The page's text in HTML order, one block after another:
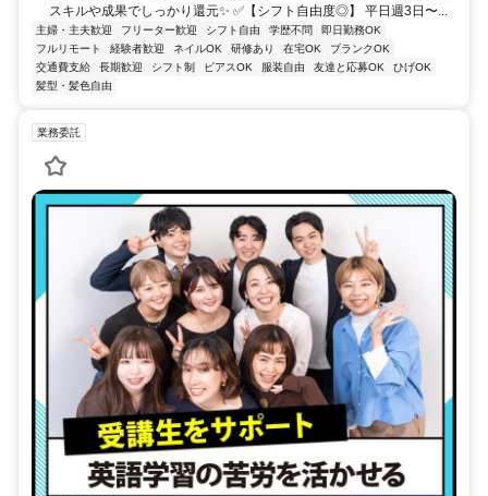
スキルや成果でしっかり還元✨ ✅【シフト自由度◎】 平日週3日〜...
主婦・主夫歓迎 フリーター歓迎 シフト自由 学歴不問
即日勤務OK
フルリモート
経験者歓迎 ネイルOK 研修あり 在宅OK
ブランクOK
交通費支給
長期歓迎 シフト制 ピアスOK 服装自由 友達と応募OK
ひげOK
髪型・髪色自由
業務委託